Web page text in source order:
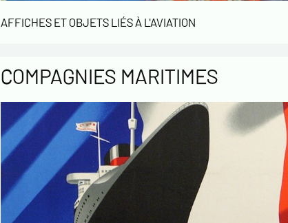
Conformément à la loi « informatique et
vous informons de l’existence de la liste
démarchage téléphonique « Bloctel »,
En cochant cette case,
informations saisies dans ce
utilisées pour me contacter dans
échange commercial.
En cochant cette case,
des Lettres d'information de
concernant votre activités.
AFFICHES ET OBJETS LIÉS À L'AVIATION
COMPAGNIES MARITIMES